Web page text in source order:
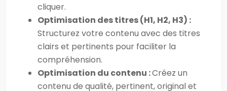
cliquer.
Optimisation des titres (H1, H2, H3) :
Structurez votre contenu avec des titres
clairs et pertinents pour faciliter la
compréhension.
Optimisation du contenu :Créez un
contenu de qualité, pertinent, original et